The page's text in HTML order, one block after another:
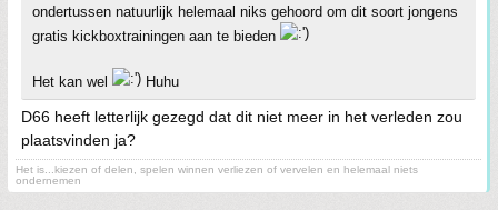
ondertussen natuurlijk helemaal niks gehoord om dit soort jongens
gratis kickboxtrainingen aan te bieden
Het kan wel Huhu
D66 heeft letterlijk gezegd dat dit niet meer in het verleden zou
plaatsvinden ja?
Het is...kiezen of delen, spelen winnen verliezen of vervelen en helemaal niets
ondernemen